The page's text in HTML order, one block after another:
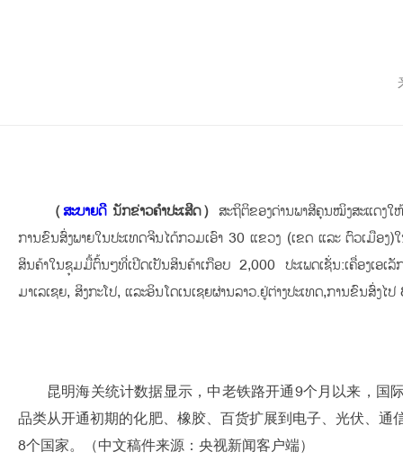
（ສະບາຍດີນັກຂ່າວຄຳປະເສີດ） ສະຖິຕິຂອງດ່ານພາສີຄຸນໝິງສະແດງ
ການຂົນສົ່ງພາຍໃນປະເທດຈີນໄດ້ກວມເອົາ 30 ແຂວງ (ເຂດ ແລະ ຕົວເມືອງ)
ສິນຄ້າໃນຊຸມມື້ຕົ້ນໆທີ່ເປີດເປັນສິນຄ້າເກືອບ 2,000 ປະເພດເຊັ່ນ:ເຄື່ອງເ
ມາເລເຊຍ, ສິງກະໂປ, ແລະອິນໂດເນເຊຍຜ່ານລາວ.ຢູ່ຕ່າງປະເທດ,ການຂົນສົ່ງ
昆明海关统计数据显示，中老铁路开通9个月以来，国
品类从开通初期的化肥、橡胶、百货扩展到电子、光伏、
8个国家。（中文稿件来源：央视新闻客户端）